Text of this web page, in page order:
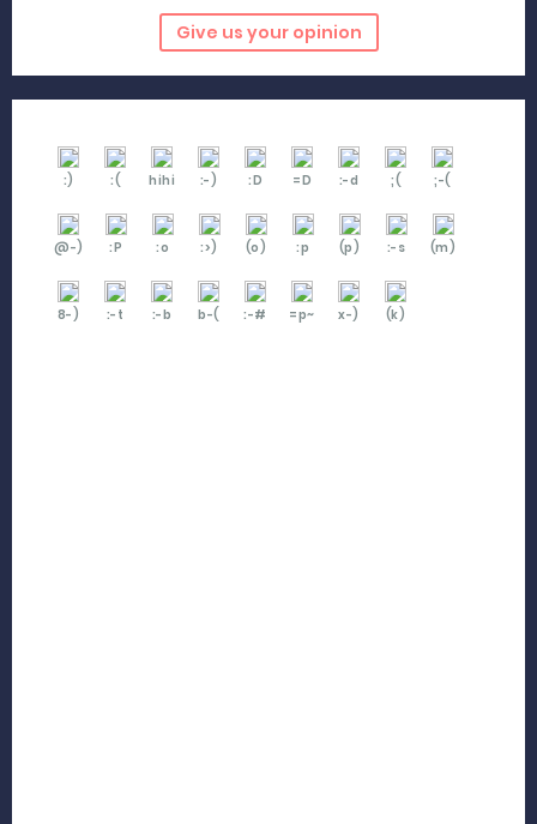
Give us your opinion
:) :( hihi :-) :D =D :-d ;( ;-(
@-) :P :o :>) (o) :p (p) :-s (m)
8-) :-t :-b b-( :-# =p~ x-) (k)